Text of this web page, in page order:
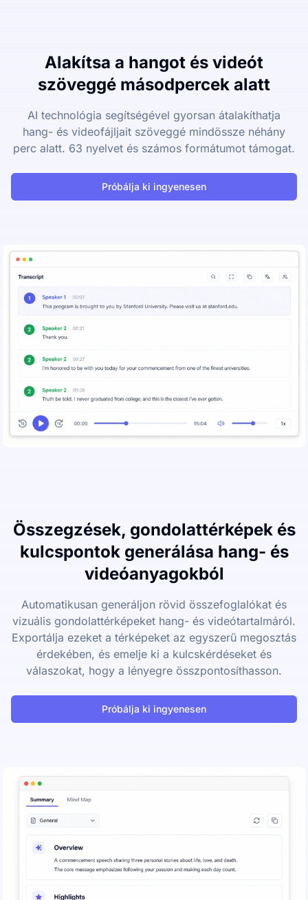
Alakítsa a hangot és videót
szöveggé másodpercek alatt
AI technológia segítségével gyorsan átalakíthatja
hang- és videofájljait szöveggé mindössze néhány
perc alatt. 63 nyelvet és számos formátumot támogat.
Próbálja ki ingyenesen
Összegzések, gondolattérképek és
kulcspontok generálása hang- és
videóanyagokból
Automatikusan generáljon rövid összefoglalókat és
vizuális gondolattérképeket hang- és videótartalmáról.
Exportálja ezeket a térképeket az egyszerű megosztás
érdekében, és emelje ki a kulcskérdéseket és
válaszokat, hogy a lényegre összpontosíthasson.
Próbálja ki ingyenesen